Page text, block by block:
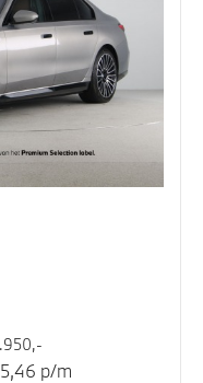
p/m